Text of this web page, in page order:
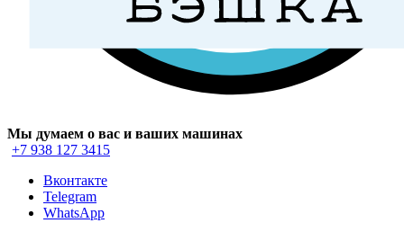
Мы думаем о вас и ваших машинах
+7 938 127 3415
Вконтакте
Telegram
WhatsApp